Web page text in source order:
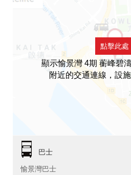
點擊此處
顯示愉景灣 4期 蘅峰碧
附近的交通連線，設
巴士
愉景灣巴士